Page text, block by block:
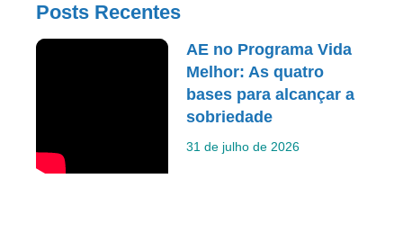
Posts Recentes
AE no Programa Vida
Melhor: As quatro
bases para alcançar a
sobriedade
31 de julho de 2026